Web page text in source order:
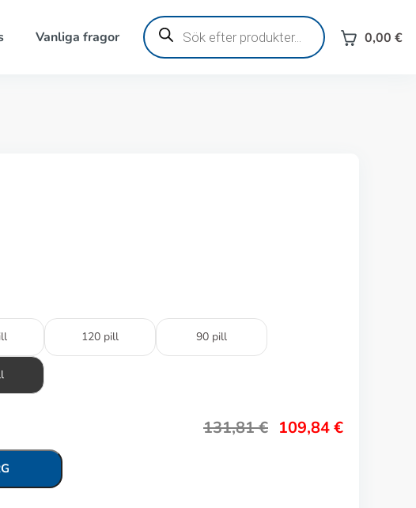
Vanliga fragor
Produktsökning
0,00 €
120 pill 90 pill
131,81€ 109,84€